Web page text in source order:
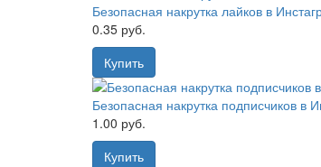
Безопасная накрутка лайков в
0.35 руб.
Купить
Безопасная накрутка подписчиков в
1.00 руб.
Купить